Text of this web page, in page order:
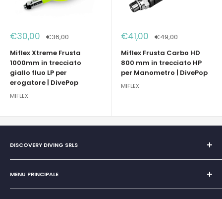
Prezzo
scontato
€30,00 Prezzo
€36,00
Miflex Xtreme Frusta
1000mm in trecciato
giallo fluo LP per
erogatore | DivePop
MIFLEX
Prezzo
scontato
€41,00 Prezzo
€49,00
Miflex Frusta Carbo HD
800 mm in trecciato HP
per Manometro | DivePop
MIFLEX
DISCOVERY DIVING SRLS
Unipersonale di Giovanni Chiera di Vasco
San Teodoro, Marina di Puntaldia 07052
MENU PRINCIPALE
Home